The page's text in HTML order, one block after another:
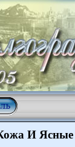
И Ясные